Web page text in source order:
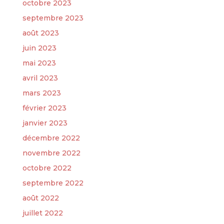
octobre 2023
septembre 2023
août 2023
juin 2023
mai 2023
avril 2023
mars 2023
février 2023
janvier 2023
décembre 2022
novembre 2022
octobre 2022
septembre 2022
août 2022
juillet 2022